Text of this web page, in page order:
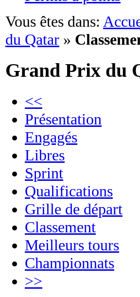
Vous êtes dans:
du Qatar »
Grand Prix du
<<
Présentation
Engagés
Libres
Sprint
Qualifications
Grille de départ
Classement
Meilleurs tours
Championnats
>>